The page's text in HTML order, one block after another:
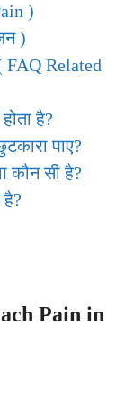
)
)
FAQ Related
है?
पाए?
कौन सी है?
है?
Pain in